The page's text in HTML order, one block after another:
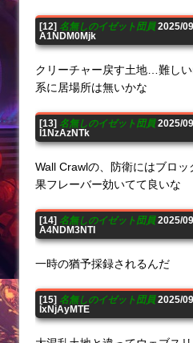
[12] 名無しのイゼット団員2025/
A1NDM0Mjk
クリーチャー戻す土地…難し
系に居場所は無いかな
[13] 名無しのイゼット団員2025/
I1NzAzNTk
Wall Crawlの、防衛にはブロ
果フレーバー効いてて良いな
[14] 名無しのイゼット団員2025/
A4NDM3NTI
一時の猶予採録されるんだ
[15] 名無しのイゼット団員2025/
IxNjAyMTE